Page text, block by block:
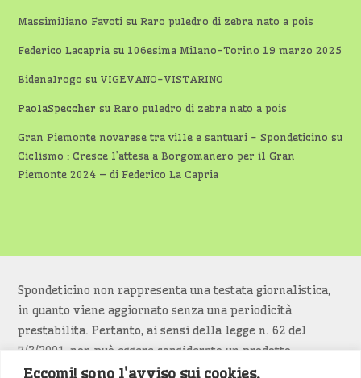
Eccomi! sono l'avviso sui cookies.
Massimiliano Favoti suRaro puledro di zebra nato a pois
Federico Lacapria su 106esima Milano-Torino 19 marzo 2025
Bidenalrogo su VIGEVANO-VISTARINO
PaolaSpeccher suRaro puledro di zebra nato a pois
Gran Piemonte novarese tra ville e santuari - Spondeticino su
Ciclismo : Cresce l’attesa a Borgomanero per il Gran
Piemonte 2024 – di Federico La Capria
Spondeticino non rappresenta una testata giornalistica,
in quanto viene aggiornato senza una periodicità
prestabilita. Pertanto, ai sensi della legge n. 62 del
7/3/2001, non può essere considerato un prodotto
editoriale.